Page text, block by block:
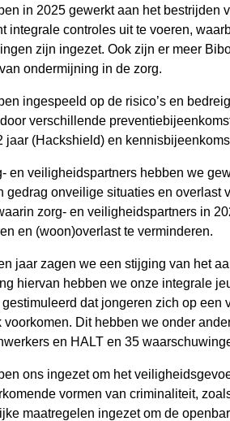
in 2025 gewerkt aan het bestrijden
integrale controles uit te voeren,
zijn ingezet. Ook zijn er meer
ondermijning in de zorg.
ingespeeld op de risico’s en
verschillende
jaar (Hackshield) en
en veiligheidspartners hebben we
gedrag onveilige situaties en overlast
zorg- en veiligheidspartners in
en (woon)overlast te verminderen.
jaar zagen we een stijging van het
hiervan hebben we onze integrale
gestimuleerd dat jongeren zich op
voorkomen. Dit hebben we onder
en HALT en 35
ons ingezet om het
vormen van criminaliteit,
maatregelen ingezet om de